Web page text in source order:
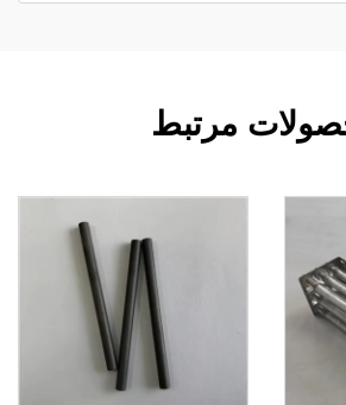
مرتبط